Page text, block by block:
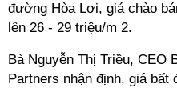
đường Hòa Lợi, giá chào
lên 26 - 29 triệu/m 2.
Bà Nguyễn Thị Triều, CEO
Partners nhận định, giá